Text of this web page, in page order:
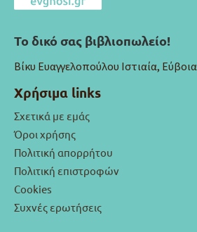
Το δικό σας βιβλιοπωλείο!
Βίκυ Ευαγγελοπούλου Ιστιαία, Εύβοια
Χρήσιμα links
Σχετικά με εμάς
Όροι χρήσης
Πολιτική απορρήτου
Πολιτική επιστροφών
Cookies
Συχνές ερωτήσεις